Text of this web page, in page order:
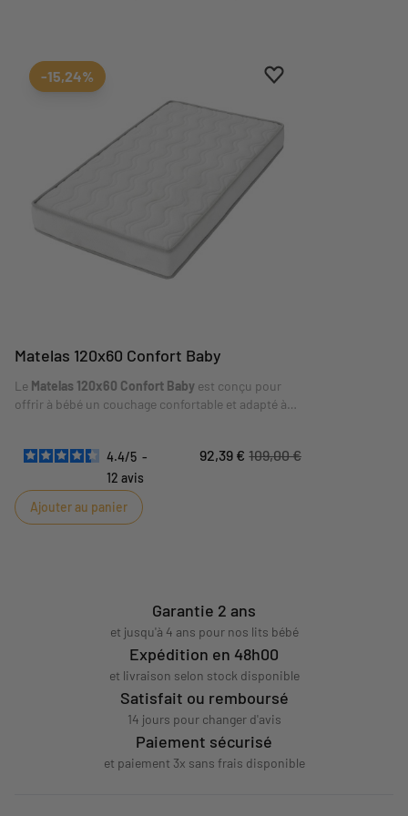
Ajouter aux favoris
Supprimer des
-15,24%
Matelas 120x60 Confort Baby
Le Matelas 120x60 Confort Baby est conçu pour
offrir à bébé un couchage confortable et adapté à
et ses conseils d'utilisation sont détaillés dans les
caractéristiques ci-dessous.
4.4/5 -
12 avis
92,39 € 109,00 €
Ajouter au panier
Garantie 2 ans
et jusqu'à 4 ans pour nos lits bébé
Expédition en 48h00
et livraison selon stock disponible
Satisfait ou remboursé
14 jours pour changer d'avis
Paiement sécurisé
et paiement 3x sans frais disponible